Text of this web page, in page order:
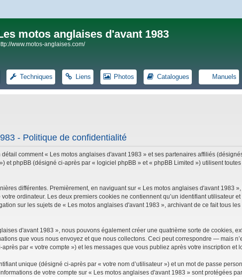
motos anglaises d'avant 1983
www.motos-anglaises.com/
Techniques Liens Photos Catalogues Manuels
- Politique de confidentialité
comment « Les motos anglaises d'avant 1983 » et ses partenaires affiliés
et phpBB (désigné ci-après par « logiciel phpBB » et « phpBB Limited ») utilisent
différentes. Premièrement, en naviguant sur « Les motos anglaises d'avant
ordinateur. Les deux premiers cookies ne contiennent qu’un identifiant
sur les sujets de « Les motos anglaises d'avant 1983 », archivant de ce fait tous
d'avant 1983 », nous pouvons également créer une quatrième sorte de
que vous nous envoyez et que nous collectons. Ceci peut correspondre — mais
par « votre compte ») et les messages que vous publiez après votre inscription
unique (désigné ci-après par « votre nom d’utilisateur ») et un mot de passe
de votre compte sur « Les motos anglaises d'avant 1983 » sont protégées